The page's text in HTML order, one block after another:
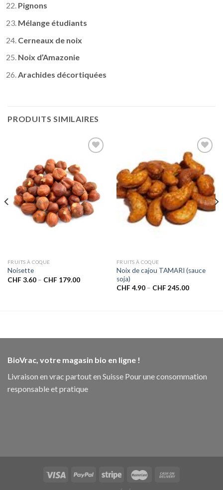
Pignons
Mélange étudiants
Cerneaux de noix
Noix d’Amazonie
Arachides décortiquées
PRODUITS SIMILAIRES
à la liste
souhaits
FRUITS À COQUE
Noisette
CHF 3.60– CHF 179.00
Ajouter
à la liste
de
souhaits
FRUITS À COQUE
Noix de cajou TAMARI (sauce
soja)
CHF 4.90– CHF 245.00
BioVrac, votre magasin bio en ligne !
Livraison en vrac partout en Suisse Pour une consommation
responsable et pratique